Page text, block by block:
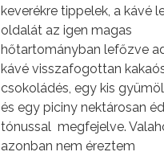
keverékre tippelek, a kávé
oldalát az igen magas
hőtartományban lefőzve
kávé visszafogottan
csokoládés, egy kis
és egy piciny nektárosan
tónussal megfejelve.
azonban nem éreztem